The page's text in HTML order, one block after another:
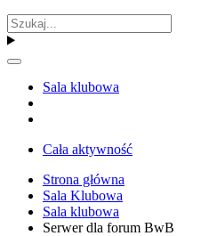
Sala klubowa
Cała aktywność
Strona główna
Sala Klubowa
Sala klubowa
Serwer dla forum BwB